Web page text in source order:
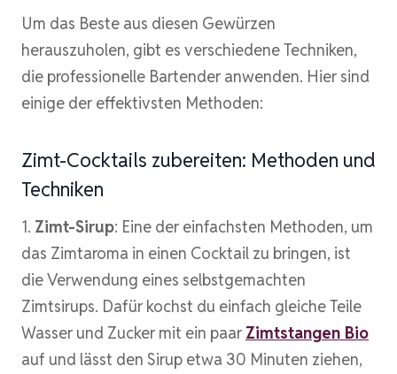
Um das Beste aus diesen Gewürzen
herauszuholen, gibt es verschiedene Techniken,
die professionelle Bartender anwenden. Hier sind
einige der effektivsten Methoden:
Zimt-Cocktails zubereiten: Methoden und
Techniken
1. Zimt-Sirup: Eine der einfachsten Methoden, um
das Zimtaroma in einen Cocktail zu bringen, ist
die Verwendung eines selbstgemachten
Zimtsirups. Dafür kochst du einfach gleiche Teile
Wasser und Zucker mit ein paarZimtstangen Bio
auf und lässt den Sirup etwa 30 Minuten ziehen,